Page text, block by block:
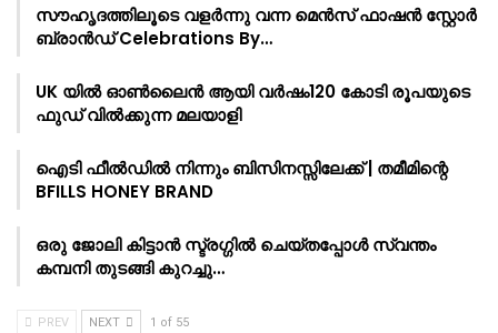
സൗഹൃദത്തിലൂടെ വളർന്നു വന്ന മെൻസ് ഫാഷൻ സ്റ്റോർ
ബ്രാൻഡ് Celebrations By…
UK യിൽ ഓൺലൈൻ ആയി വർഷം120 കോടി രൂപയുടെ
ഫുഡ് വിൽക്കുന്ന മലയാളി
ഐടി ഫീൽഡിൽ നിന്നും ബിസിനസ്സിലേക്ക് | തമീമിന്റെ
BFILLS HONEY BRAND
ഒരു ജോലി കിട്ടാൻ സ്ട്രഗ്ഗിൽ ചെയ്തപ്പോൾ സ്വന്തം
കമ്പനി തുടങ്ങി കുറച്ചു…
PREV NEXT 1 of 55